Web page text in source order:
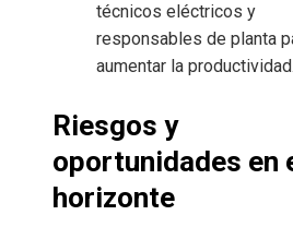
técnicos eléctricos y
responsables de planta
aumentar la productividad.
Riesgos y
oportunidades en
horizonte